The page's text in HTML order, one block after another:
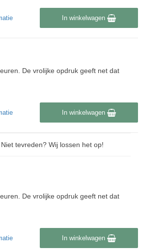
In winkelwagen
De vrolijke opdruk geeft net dat
In winkelwagen
Niet tevreden? Wij lossen het op!
De vrolijke opdruk geeft net dat
In winkelwagen